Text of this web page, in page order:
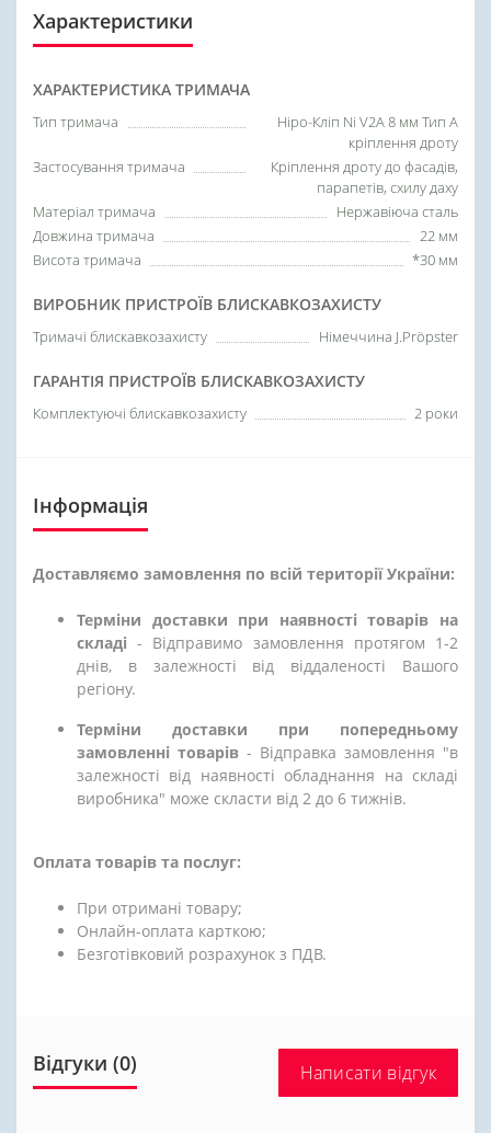
Характеристики
ХАРАКТЕРИСТИКА ТРИМАЧА
Тип тримача
Ніро-Кліп Ni V2A 8 мм Тип А
кріплення дроту
Застосування тримача
Кріплення дроту до фасадів,
парапетів, схилу даху
Матеріал тримача
Нержавіюча сталь
Довжина тримача
22 мм
Висота тримача
*30 мм
ВИРОБНИК ПРИСТРОЇВ БЛИСКАВКОЗАХИСТУ
Тримачі блискавкозахисту Німеччина J.Pröpster
ГАРАНТІЯ ПРИСТРОЇВ БЛИСКАВКОЗАХИСТУ
Комплектуючі блискавкозахисту 2 роки
Інформація
Доставляємо замовлення по всій території України:
Терміни доставки при наявності товарів на
складі - Відправимо замовлення протягом 1-2
днів, в залежності від віддаленості Вашого
регіону.
Терміни доставки при попередньому
замовленні товарів - Відправка замовлення "в
залежності від наявності обладнання на складі
виробника" може скласти від 2 до 6 тижнів.
Оплата товарів та послуг:
При отримані товару;
Онлайн-оплата карткою;
Безготівковий розрахунок з ПДВ.
Відгуки (0) Написати відгук